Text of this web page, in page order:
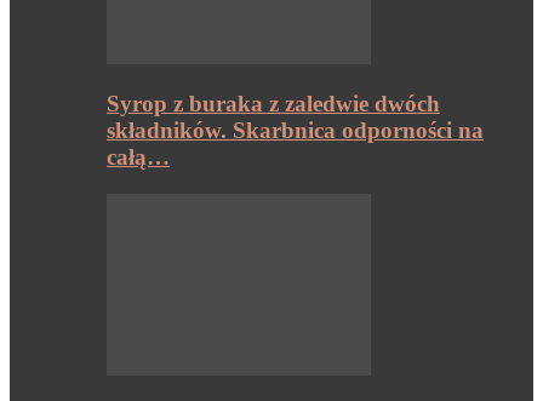
Syrop z buraka z zaledwie dwóch
składników. Skarbnica odporności na
całą…